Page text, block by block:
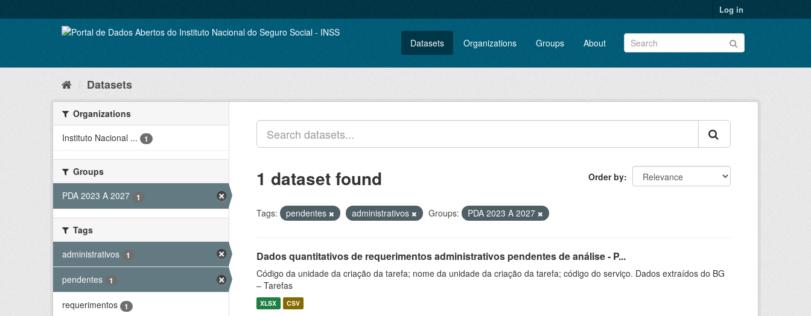
to
Log in
Datasets Organizations Groups About
Datasets
Organizations
Instituto Nacional ...
1
Groups
PDA 2023 A 2027
1
Tags
administrativos
1
pendentes 1
requerimentos 1
Order by
1 dataset found
Tags: pendentes administrativos Groups: PDA 2023 A 2027
Dados quantitativos de requerimentos administrativos pendentes de análise - P...
Código da unidade da criação da tarefa; nome da unidade da criação da tarefa; código do serviço. Dados extraídos do BG
– Tarefas
XLSX CSV